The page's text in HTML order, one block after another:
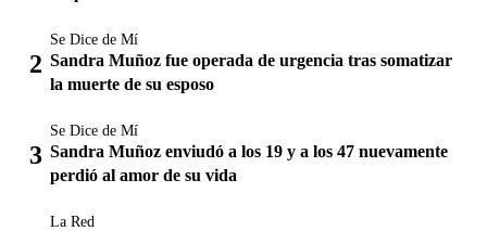
Se Dice de Mí
Sandra Muñoz fue operada de urgencia tras somatizar
la muerte de su esposo
Se Dice de Mí
Sandra Muñoz enviudó a los 19 y a los 47 nuevamente
perdió al amor de su vida
La Red